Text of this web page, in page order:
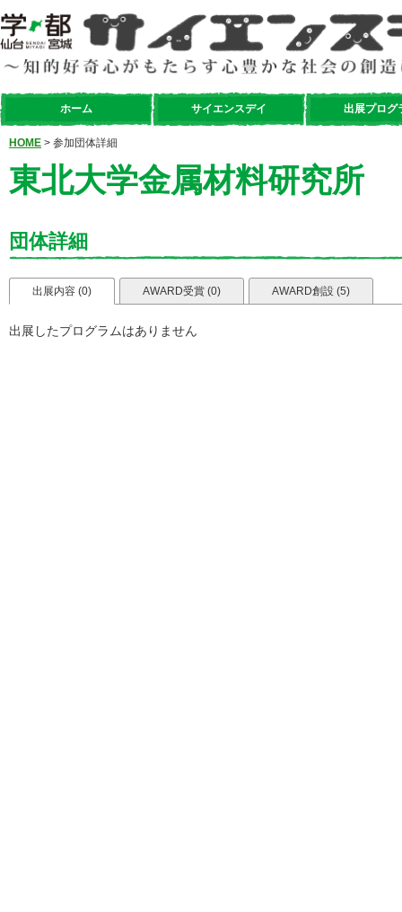
ホーム サイエンスデイ 出展プログ
HOME > 参加団体詳細
東北大学金属材料研究所
団体詳細
出展内容 (0) AWARD受賞 (0) AWARD創設 (5)
出展したプログラムはありません